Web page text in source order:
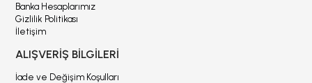
Banka Hesaplarımız
Gizlilik Politikası
İletişim
ALIŞVERİŞ BİLGİLERİ
İade ve Değişim Koşulları